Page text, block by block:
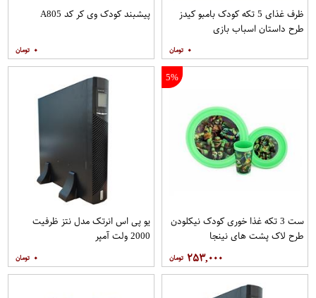
ظرف غذای 5 تکه کودک بامبو کیدز
طرح داستان اسباب بازی
۰
پیشبند کودک وی کر کد A805
۰
5%
ست 3 تکه غذا خوری کودک نیکلودن
طرح لاک پشت های نینجا
۲۵۳,۰۰۰
یو پی اس انرتک مدل نتز ظرفیت
2000 ولت آمپر
۰